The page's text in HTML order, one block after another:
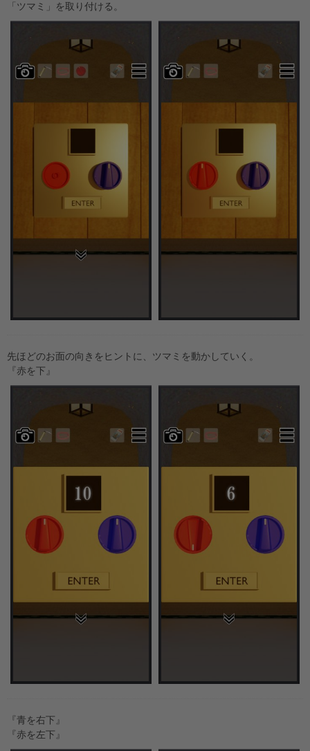
「ツマミ」を取り付ける。
先ほどのお面の向きをヒントに、ツマミを動かしていく。
『赤を下』
『青を右下』
『赤を左下』